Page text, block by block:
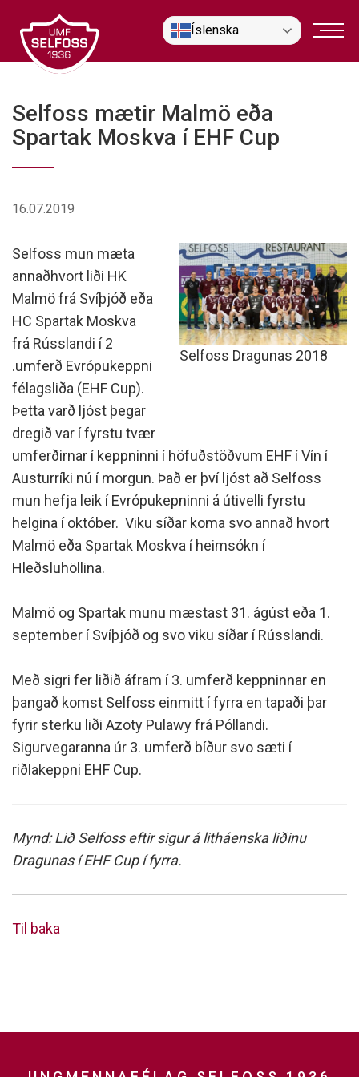
efni
Íslenska
Selfoss mætir Malmö eða
Spartak Moskva í EHF Cup
16.07.2019
Selfoss Dragunas 2018
Selfoss mun mæta
annaðhvort liði HK
Malmö frá Svíþjóð eða
HC Spartak Moskva
frá Rússlandi í 2
.umferð Evrópukeppni
félagsliða (EHF Cup).
Þetta varð ljóst þegar
dregið var í fyrstu tvær
umferðirnar í keppninni í höfuðstöðvum EHF í Vín í
Austurríki nú í morgun. Það er því ljóst að Selfoss
mun hefja leik í Evrópukepninni á útivelli fyrstu
helgina í október. Viku síðar koma svo annað hvort
Malmö eða Spartak Moskva í heimsókn í
Hleðsluhöllina.
Malmö og Spartak munu mæstast 31. ágúst eða 1.
september í Svíþjóð og svo viku síðar í Rússlandi.
Með sigri fer liðið áfram í 3. umferð keppninnar en
þangað komst Selfoss einmitt í fyrra en tapaði þar
fyrir sterku liði Azoty Pulawy frá Póllandi.
Sigurvegaranna úr 3. umferð bíður svo sæti í
riðlakeppni EHF Cup.
Mynd: Lið Selfoss eftir sigur á litháenska liðinu
Dragunas í EHF Cup í fyrra.
Til baka